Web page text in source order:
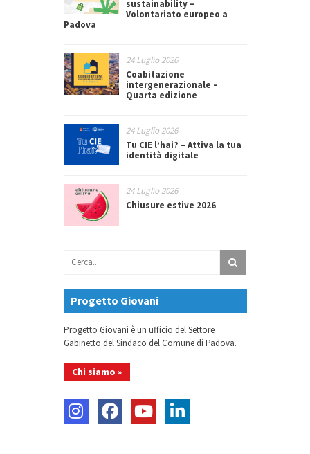
sustainability –
Volontariato europeo a
Padova
24 Luglio 2026
Coabitazione
intergenerazionale –
Quarta edizione
24 Luglio 2026
Tu CIE l’hai? – Attiva la tua
identità digitale
24 Luglio 2026
Chiusure estive 2026
Progetto Giovani
Progetto Giovani è un ufficio del Settore
Gabinetto del Sindaco del Comune di Padova.
Chi siamo »